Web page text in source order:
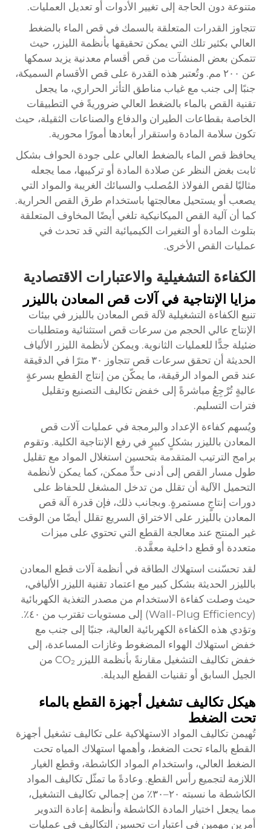
متنوعة دون الحاجة إلى تغيير الأدوات أو تعديل العمليات.
تتجاوز القدرات المتعلقة بالسمك في قص الماء بالضغط
العالي بكثير تلك التي يمكن تحقيقها بأنظمة الليزر، حيث
تتمكن بعض المنشآت من قص أقسام معدنية يزيد سمكها
عن ٢٠٠ مم. وتُعتبر هذه القدرة على قص الأقسام السميكة،
جنبًا إلى جنب مع غياب مناطق التأثر الحراري، ما يجعل
تقنية القص بالماء بالضغط العالي ضروريةً في التطبيقات
الخاصة بقطاعات الطيران والدفاع والصناعات الثقيلة، حيث
تكون سلامة المادة واستقرار أبعادها أمورًا محورية.
يحافظ قص الماء بالضغط العالي على جودة الحواف بشكل
ثابت بغض النظر عن صلادة المادة أو تركيبها، مما يجعله
مثاليًا لقص الفولاذ المُصلب والسبائك الغريبة والمواد التي
يصعب أو يستحيل معالجتها باستخدام طرق القص الحرارية.
كما أن آلية القص الميكانيكية تلغي أيضًا المخاوف المتعلقة
بتلوث المادة أو التغيرات الكيميائية التي قد تحدث في
عمليات القص الأخرى.
الكفاءة التشغيلية والاعتبارات الاقتصادية
مزايا الإنتاجية في آلات قص المعادن بالليزر
تنبع الكفاءة التشغيلية لآلة قص المعادن بالليزر في بيئات
الإنتاج عالي الحجم من سرعات قص استثنائية ومتطلبات
ضئيلة جدًّا للعمليات الثانوية. ويمكن لأنظمة الليزر الألياف
الحديثة أن تحقق سرعات قص تتجاوز ٣٠ مترًا في الدقيقة
عند قص المواد الرقيقة، ما يمكّن من إنتاج القطع بسرعةٍ
عاليةٍ تُرْجِعُ مباشرةً إلى خفض تكاليف التصنيع وتقليل
فترات التسليم.
ويُسهم كفاءة الإعداد والبرمجة في عمليات آلات قص
المعادن بالليزر بشكلٍ كبيرٍ في رفع الإنتاجية الكلية. وتقوم
برامج الترتيب المتقدمة بتحسين استغلال المواد مع تقليل
طول مسار القص إلى أدنى حدٍّ ممكن، كما يمكن لأنظمة
التحميل الآلية أن تقلل من تدخل المشغل للحفاظ على
دورات إنتاجٍ مستمرةٍ. وبجانب ذلك، فإن قدرة آلة قص
المعادن بالليزر على الاختراق السريع تقلل أيضًا من الوقت
غير المنتج عند معالجة القطع التي تحتوي على ميزات
متعددة أو قطع داخلية معقَّدة.
لقد تحسّنت استهلاك الطاقة في أنظمة آلات قطع المعادن
بالليزر الحديثة بشكل كبير مع اعتماد تقنية الليزر الأليافي،
حيث وصلت كفاءة الاستخدام من مصدر التغذية الكهربائية
(Wall-Plug Efficiency) إلى مستويات تقترب من ٤٠٪.
وتؤدي هذه الكفاءة الكهربائية العالية، جنبًا إلى جنب مع
خفض استهلاك الهواء المضغوط وغازات المساعدة، إلى
خفض تكاليف التشغيل مقارنةً بأنظمة الليزر CO₂ من
الجيل السابق أو تقنيات القطع البديلة.
هيكل تكاليف تشغيل أجهزة القطع بالماء
تحت الضغط
تُهيمن تكاليف المواد الاستهلاكية على تكاليف تشغيل أجهزة
القطع بالماء تحت الضغط، وأهمها استهلاك المياه تحت
الضغط العالي، واستخدام المواد الكاشطة، وقطع الغيار
اللازمة لتجميع رأس القطع. وعادةً ما تمثّل تكاليف المواد
الكاشطة ما نسبته ٢٠–٣٠٪ من إجمالي تكاليف التشغيل،
مما يجعل اختيار المادة الكاشطة وأنظمة إعادة التدوير
أمرين مهمين في اعتبارات تحسين التكاليف في عمليات